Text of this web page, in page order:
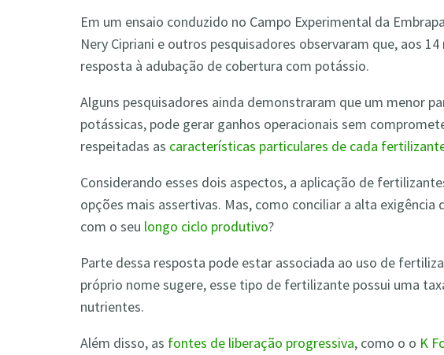
Em um ensaio conduzido no Campo Experimental da
Nery Cipriani e outros pesquisadores observaram que, aos
resposta à adubação de cobertura com potássio.
Alguns pesquisadores ainda demonstraram que um menor
potássicas, pode gerar ganhos operacionais sem
respeitadas as características particulares de cada
Considerando esses dois aspectos, a aplicação de
opções mais assertivas. Mas, como conciliar a alta
com o seu longo ciclo produtivo?
Parte dessa resposta pode estar associada ao uso de
próprio nome sugere, esse tipo de fertilizante possui uma
nutrientes.
Além disso, as fontes de liberação progressiva, como o o K